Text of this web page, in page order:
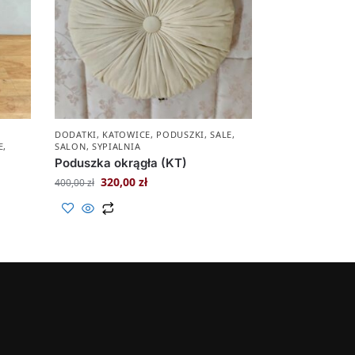
,
DODATKI, KATOWICE, PODUSZKI,SALE,
SALON, SYPIALNIA
Poduszka okrągła (KT)
400,00zł 320,00zł